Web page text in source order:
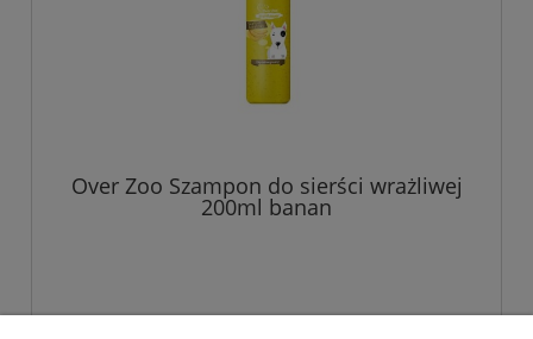
Over Zoo Szampon do sierści wrażliwej
200ml banan